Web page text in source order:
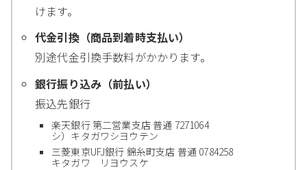
けます。
代金引換（商品到着時支払い）
別途代金引換手数料がかかります。
銀行振り込み（前払い）
振込先銀行
楽天銀行 第二営業支店 普通 7271064
シ）キタガワシヨウテン
三菱東京UFJ銀行 錦糸町支店 普通 0784258
キタガワ リヨウスケ